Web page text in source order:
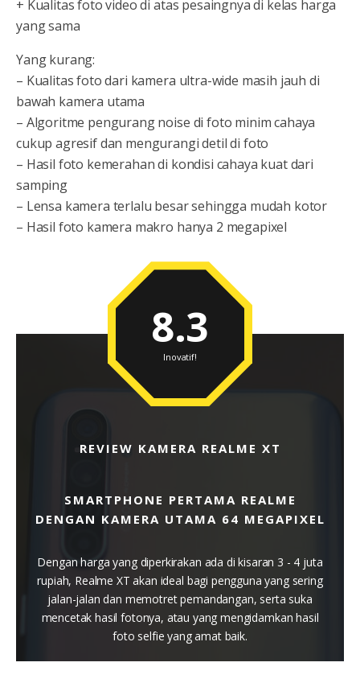
+ Kualitas foto video di atas pesaingnya di kelas harga
yang sama
Yang kurang:
– Kualitas foto dari kamera ultra-wide masih jauh di
bawah kamera utama
– Algoritme pengurang noise di foto minim cahaya
cukup agresif dan mengurangi detil di foto
– Hasil foto kemerahan di kondisi cahaya kuat dari
samping
– Lensa kamera terlalu besar sehingga mudah kotor
– Hasil foto kamera makro hanya 2 megapixel
REVIEW KAMERA REALME XT
SMARTPHONE PERTAMA REALME
DENGAN KAMERA UTAMA 64 MEGAPIXEL
Dengan harga yang diperkirakan ada di kisaran 3 - 4 juta
rupiah, Realme XT akan ideal bagi pengguna yang sering
jalan-jalan dan memotret pemandangan, serta suka
mencetak hasil fotonya, atau yang mengidamkan hasil
foto selfie yang amat baik.
8.3
Inovatif!